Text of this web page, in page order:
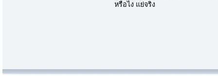
หรือไง แย่จริง